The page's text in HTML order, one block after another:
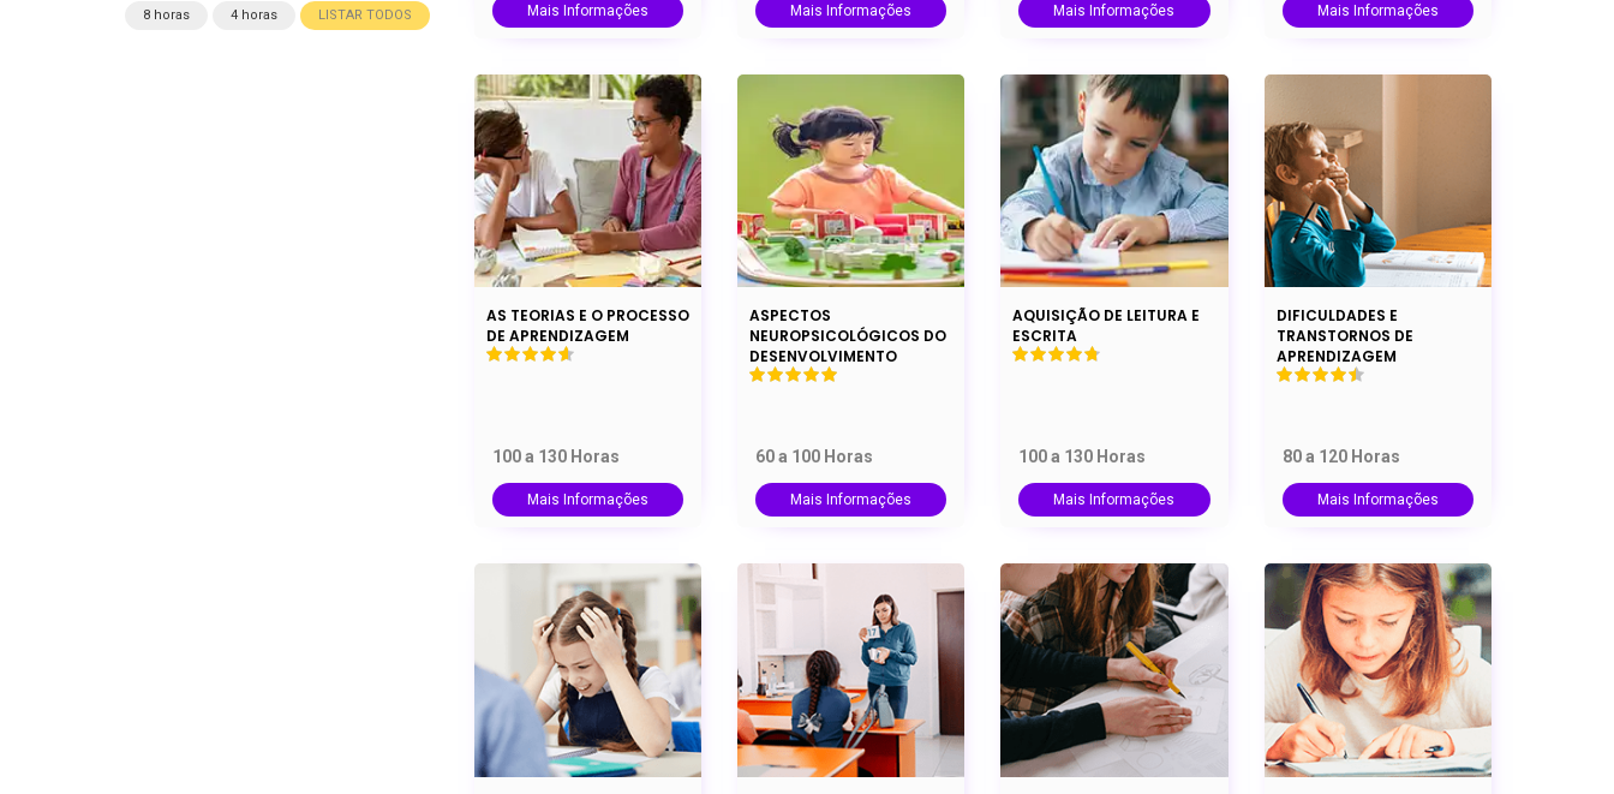
Mais Informações Mais Informações Mais Informações Mais Informações
AS TEORIAS E O PROCESSO
DE APRENDIZAGEM
100 a 130 Horas
Mais Informações
ASPECTOS
NEUROPSICOLÓGICOS DO
DESENVOLVIMENTO
60 a 100 Horas
Mais Informações
AQUISIÇÃO DE LEITURA E
ESCRITA
100 a 130 Horas
Mais Informações
DIFICULDADES E
TRANSTORNOS DE
APRENDIZAGEM
80 a 120 Horas
Mais Informações
8 horas 4 horas LISTAR TODOS